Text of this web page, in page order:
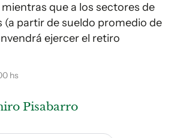
que a los sectores de
(a partir de sueldo promedio de
ejercer el retiro
hs
Pisabarro